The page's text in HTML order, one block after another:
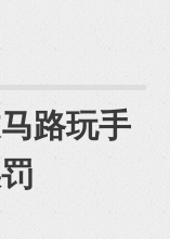
路玩手